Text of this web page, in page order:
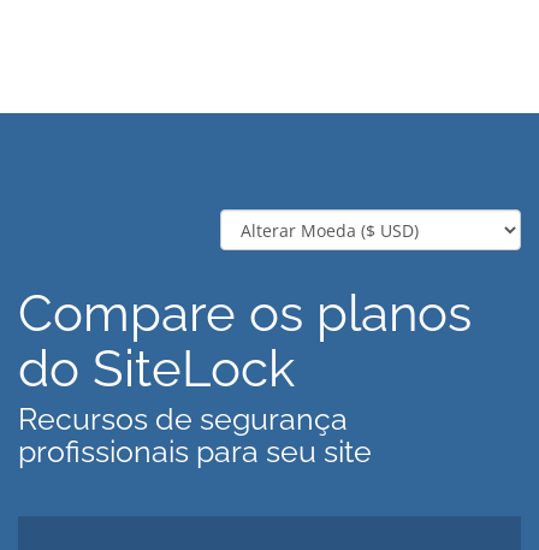
Compare os planos
do SiteLock
Recursos de segurança
profissionais para seu site